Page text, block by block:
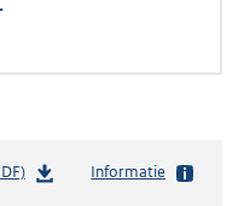
b
Informatie